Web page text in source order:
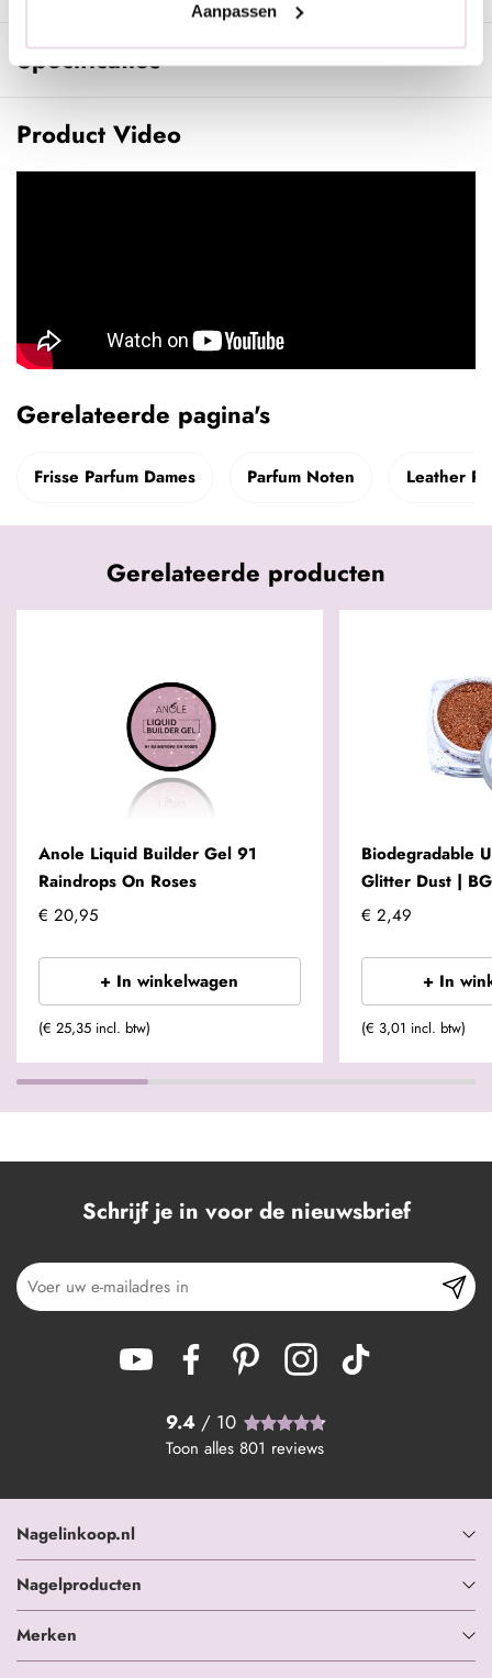
Aanpassen
Specificaties
Product Video
Gerelateerde pagina's
Frisse Parfum Dames Parfum Noten Leather
Gerelateerde producten
Anole Liquid Builder Gel 91
Raindrops On Roses
€ 20,95
+ In winkelwagen
(€ 25,35 incl. btw)
Biodegradable
Glitter Dust |
€ 2,49
+ In
(€ 3,01 incl. btw)
Schrijf je in voor de nieuwsbrief
9.4 / 10
Toon alles 801 reviews
Nagelinkoop.nl
Nagelproducten
Merken